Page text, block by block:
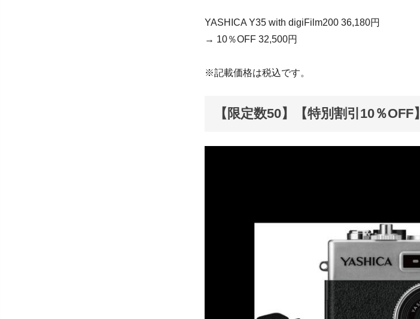
YASHICA Y35 with digiFilm200 36,180円
→ 10％OFF 32,500円
※記載価格は税込です。
【限定数50】【特別割引10％OFF】